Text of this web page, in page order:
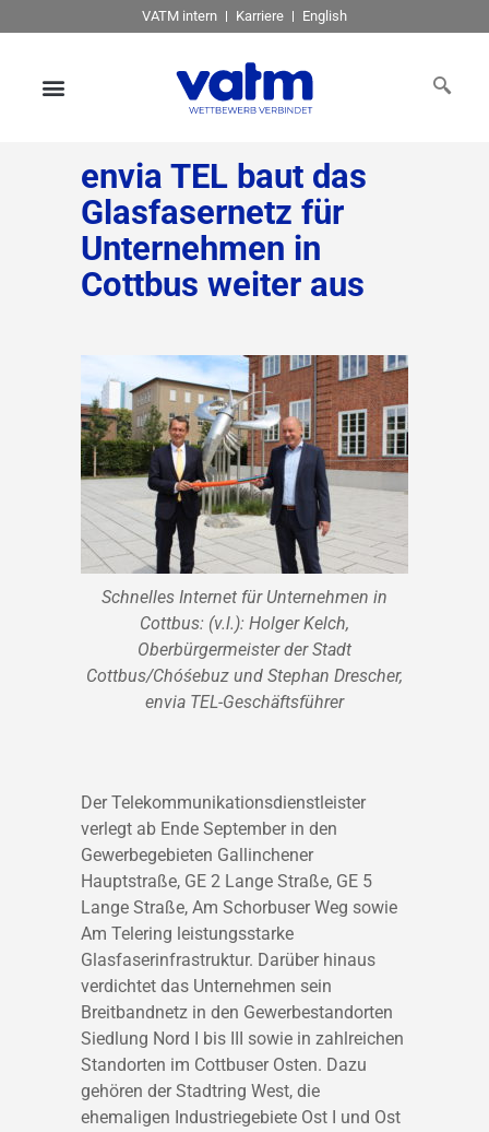
VATM intern Karriere English
envia TEL baut das
Glasfasernetz für
Unternehmen in
Cottbus weiter aus
Schnelles Internet für Unternehmen in
Cottbus: (v.l.): Holger Kelch,
Oberbürgermeister der Stadt
Cottbus/Chóśebuz und Stephan Drescher,
envia TEL-Geschäftsführer
Der Telekommunikationsdienstleister
verlegt ab Ende September in den
Gewerbegebieten Gallinchener
Hauptstraße, GE 2 Lange Straße, GE 5
Lange Straße, Am Schorbuser Weg sowie
Am Telering leistungsstarke
Glasfaserinfrastruktur. Darüber hinaus
verdichtet das Unternehmen sein
Breitbandnetz in den Gewerbestandorten
Siedlung Nord I bis III sowie in zahlreichen
Standorten im Cottbuser Osten. Dazu
gehören der Stadtring West, die
ehemaligen Industriegebiete Ost I und Ost